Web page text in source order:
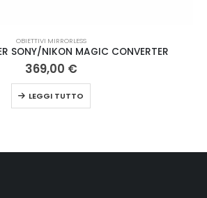
OBIETTIVI MIRRORLESS
SONY/NIKON MAGIC CONVERTER
369,00 €
LEGGI TUTTO